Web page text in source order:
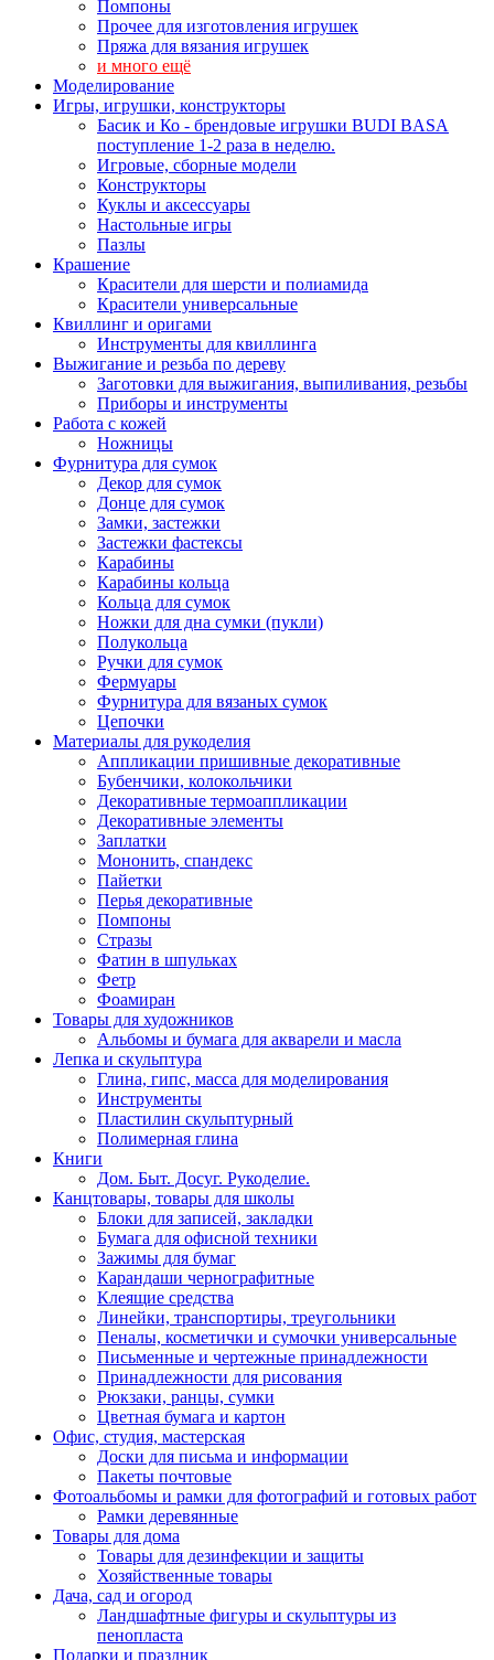
Помпоны
Прочее для изготовления игрушек
Пряжа для вязания игрушек
и много ещё
Моделирование
Игры, игрушки, конструкторы
Басик и Ко - брендовые игрушки BUDI BASA
поступление 1-2 раза в неделю.
Игровые, сборные модели
Конструкторы
Куклы и аксессуары
Настольные игры
Пазлы
Крашение
Красители для шерсти и полиамида
Красители универсальные
Квиллинг и оригами
Инструменты для квиллинга
Выжигание и резьба по дереву
Заготовки для выжигания, выпиливания, резьбы
Приборы и инструменты
Работа с кожей
Ножницы
Фурнитура для сумок
Декор для сумок
Донце для сумок
Замки, застежки
Застежки фастексы
Карабины
Карабины кольца
Кольца для сумок
Ножки для дна сумки (пукли)
Полукольца
Ручки для сумок
Фермуары
Фурнитура для вязаных сумок
Цепочки
Материалы для рукоделия
Аппликации пришивные декоративные
Бубенчики, колокольчики
Декоративные термоаппликации
Декоративные элементы
Заплатки
Мононить, спандекс
Пайетки
Перья декоративные
Помпоны
Стразы
Фатин в шпульках
Фетр
Фоамиран
Товары для художников
Альбомы и бумага для акварели и масла
Лепка и скульптура
Глина, гипс, масса для моделирования
Инструменты
Пластилин скульптурный
Полимерная глина
Книги
Дом. Быт. Досуг. Рукоделие.
Канцтовары, товары для школы
Блоки для записей, закладки
Бумага для офисной техники
Зажимы для бумаг
Карандаши чернографитные
Клеящие средства
Линейки, транспортиры, треугольники
Пеналы, косметички и сумочки универсальные
Письменные и чертежные принадлежности
Принадлежности для рисования
Рюкзаки, ранцы, сумки
Цветная бумага и картон
Офис, студия, мастерская
Доски для письма и информации
Пакеты почтовые
Фотоальбомы и рамки для фотографий и готовых работ
Рамки деревянные
Товары для дома
Товары для дезинфекции и защиты
Хозяйственные товары
Дача, сад и огород
Ландшафтные фигуры и скульптуры из
пенопласта
Подарки и праздник